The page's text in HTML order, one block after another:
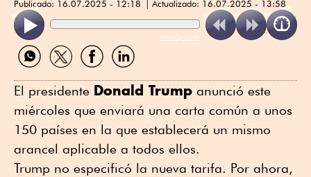
Publicado: 16.07.2025 - 12:18 Actualizado: 16.07.2025 - 13:58
ReadSpeaker
Compartir
por
Compartir
por
Compartir
por
Compartir
por
El presidente Donald Trump anunció este
miércoles que enviará una carta común a unos
150 países en la que establecerá un mismo
arancel aplicable a todos ellos.
Trump no especificó la nueva tarifa. Por ahora,